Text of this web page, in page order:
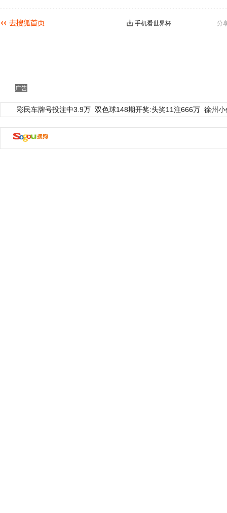
分
手机看世界杯
广告
彩民车牌号投注中3.9万 双色球148期开奖:头奖11注666万 徐州